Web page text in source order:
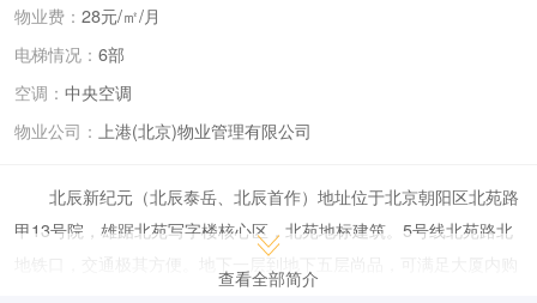
物业费： 28元/㎡/月
电梯情况： 6部
空调： 中央空调
物业公司： 上港(北京)物业管理有限公司
北辰新纪元（北辰泰岳、北辰首作） 地址位于北京朝阳区北苑路
甲13号院，雄踞北苑写字楼核心区，北苑地标建筑。5号线北苑路北
地铁口，交通极其方便。地下一层到地下五层尚品，可满足大厦内购
查看全部简介